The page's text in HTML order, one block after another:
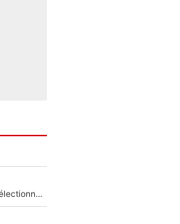
«Plus grand, je ferai chauffeur-livreur» : Nouveau sélectionneur des Bleus, Zinédine Zidane s’était imaginé un avenir très différent lorsqu'il était enfant